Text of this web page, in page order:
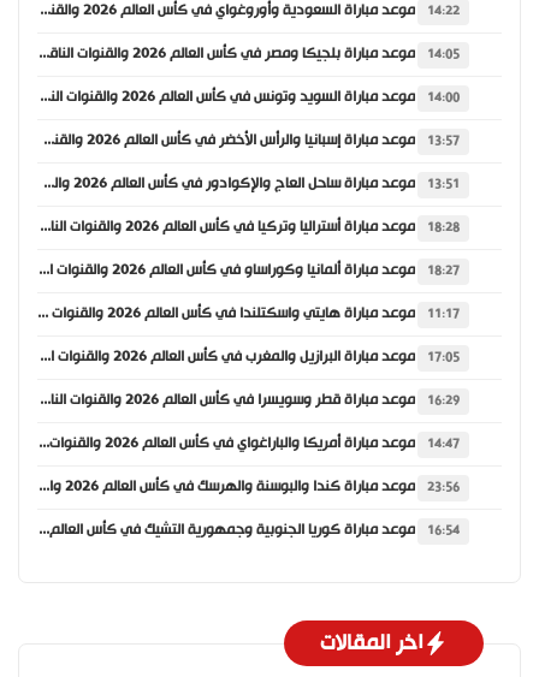
14:22 موعد مباراة السعودية وأوروغواي في كأس العالم 2026 والقنوات الناقلة
14:05 موعد مباراة بلجيكا ومصر في كأس العالم 2026 والقنوات الناقلة
14:00 موعد مباراة السويد وتونس في كأس العالم 2026 والقنوات الناقلة
13:57 موعد مباراة إسبانيا والرأس الأخضر في كأس العالم 2026 والقنوات الناقلة
13:51 موعد مباراة ساحل العاج والإكوادور في كأس العالم 2026 والقنوات الناقلة
18:28 موعد مباراة أستراليا وتركيا في كأس العالم 2026 والقنوات الناقلة
18:27 موعد مباراة ألمانيا وكوراساو في كأس العالم 2026 والقنوات الناقلة
11:17 موعد مباراة هايتي واسكتلندا في كأس العالم 2026 والقنوات الناقلة
17:05 موعد مباراة البرازيل والمغرب في كأس العالم 2026 والقنوات الناقلة
16:29 موعد مباراة قطر وسويسرا في كأس العالم 2026 والقنوات الناقلة
14:47 موعد مباراة أمريكا والباراغواي في كأس العالم 2026 والقنوات الناقلة
23:56 موعد مباراة كندا والبوسنة والهرسك في كأس العالم 2026 والقنوات الناقلة
16:54 موعد مباراة كوريا الجنوبية وجمهورية التشيك في كأس العالم 2026 والقنوات الناقلة
اخر المقالات